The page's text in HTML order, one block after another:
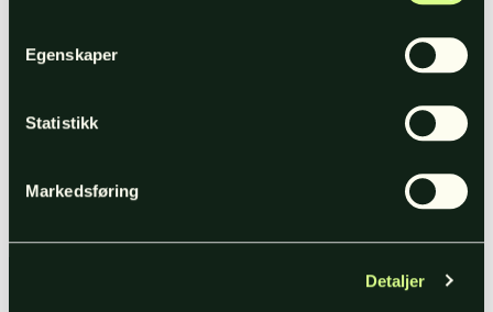
Egenskaper
Statistikk
Markedsføring
Detaljer